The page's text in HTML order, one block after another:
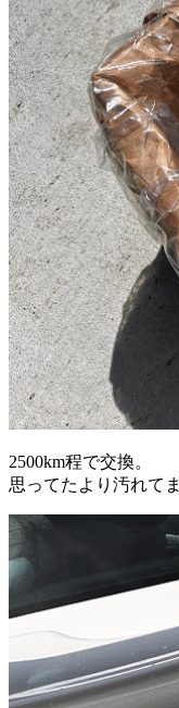
2500km程で交換。
思ってたより汚れて